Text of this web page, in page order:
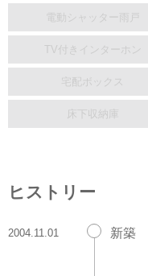
電動シャッター雨戸
TV付きインターホン
宅配ボックス
床下収納庫
ヒストリー
2004.11.01 新築